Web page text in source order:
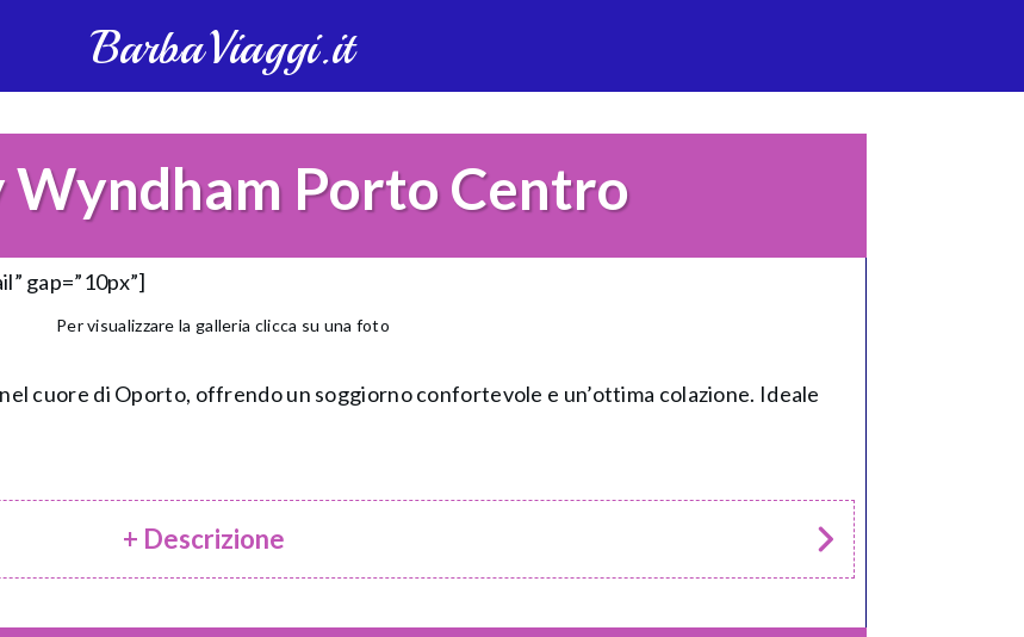
BarbaViaggi.it
Wyndham Porto Centro
gap=”10px”]
Per visualizzare la galleria clicca su una foto
cuore di Oporto, offrendo un soggiorno confortevole e un’ottima colazione. Ideale
+ Descrizione